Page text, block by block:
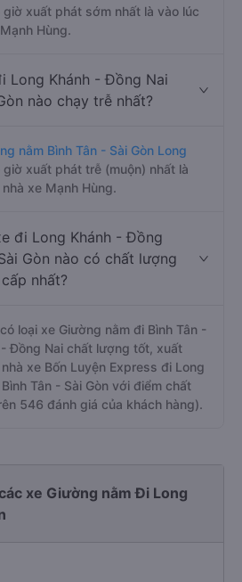
giờ xuất phát sớm nhất là vào lúc
Hùng.
Long Khánh - Đồng Nai
nào chạy trễ nhất?
nằm Bình Tân - Sài Gòn Long
giờ xuất phát trễ (muộn) nhất là
xe Mạnh Hùng.
đi Long Khánh - Đồng
Gòn nào có chất lượng
nhất?
loại xe Giường nằm đi Bình Tân -
- Đồng Nai chất lượng tốt, xuất
xe Bốn Luyện Express đi Long
Tân - Sài Gòn với điểm chất
546 đánh giá của khách hàng).
xe Giường nằm Đi Long